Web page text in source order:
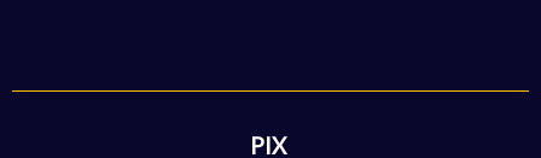
PIX